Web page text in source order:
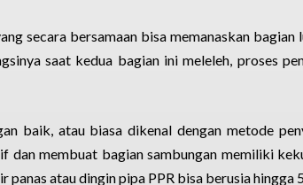
secara bersamaan bisa memanaskan
saat kedua bagian ini meleleh, proses
baik, atau biasa dikenal dengan metode
dan membuat bagian sambungan memiliki
panas atau dingin pipa PPR bisa berusia hingga